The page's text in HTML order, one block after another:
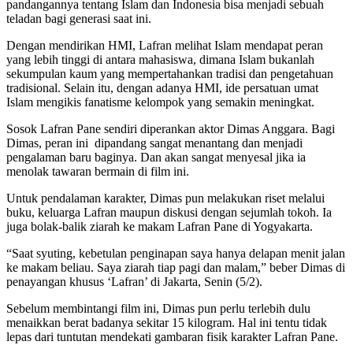
pandangannya tentang Islam dan Indonesia bisa menjadi sebuah
teladan bagi generasi saat ini.
Dengan mendirikan HMI, Lafran melihat Islam mendapat peran
yang lebih tinggi di antara mahasiswa, dimana Islam bukanlah
sekumpulan kaum yang mempertahankan tradisi dan pengetahuan
tradisional. Selain itu, dengan adanya HMI, ide persatuan umat
Islam mengikis fanatisme kelompok yang semakin meningkat.
Sosok Lafran Pane sendiri diperankan aktor Dimas Anggara. Bagi
Dimas, peran ini dipandang sangat menantang dan menjadi
pengalaman baru baginya. Dan akan sangat menyesal jika ia
menolak tawaran bermain di film ini.
Untuk pendalaman karakter, Dimas pun melakukan riset melalui
buku, keluarga Lafran maupun diskusi dengan sejumlah tokoh. Ia
juga bolak-balik ziarah ke makam Lafran Pane di Yogyakarta.
“Saat syuting, kebetulan penginapan saya hanya delapan menit jalan
ke makam beliau. Saya ziarah tiap pagi dan malam,” beber Dimas di
penayangan khusus ‘Lafran’ di Jakarta, Senin (5/2).
Sebelum membintangi film ini, Dimas pun perlu terlebih dulu
menaikkan berat badanya sekitar 15 kilogram. Hal ini tentu tidak
lepas dari tuntutan mendekati gambaran fisik karakter Lafran Pane.